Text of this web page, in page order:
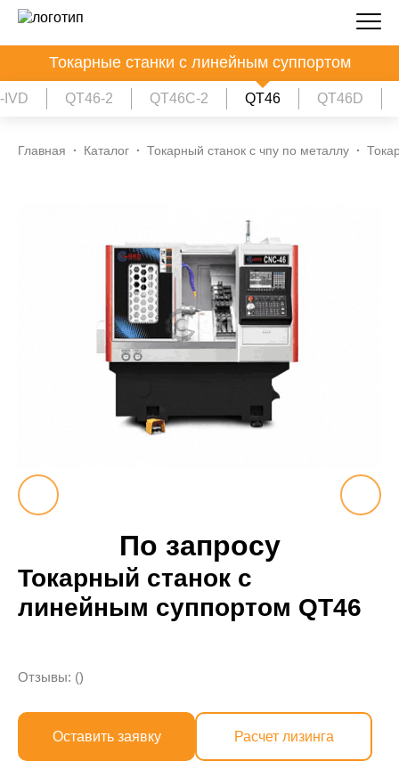
Токарные станки с линейным суппортом
IVD QT46-2 QT46C-2 QT46 QT46D
Главная Каталог Токарный станок с чпу по металлу
По запросу
Токарный станок с
линейным суппортом QT46
Отзывы: ()
Оставить заявку Расчет лизинга